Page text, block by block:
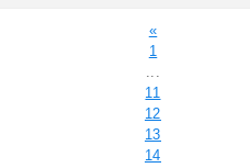
«
1
...
11
12
13
14